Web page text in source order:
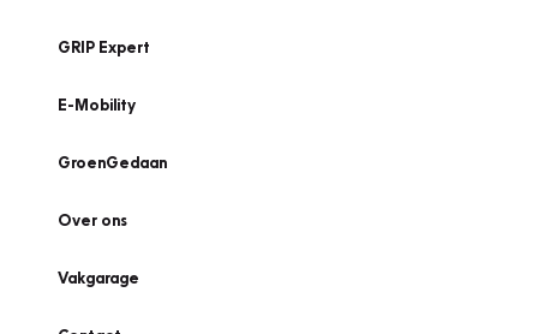
GRIP Expert
E-Mobility
GroenGedaan
Over ons
Vakgarage